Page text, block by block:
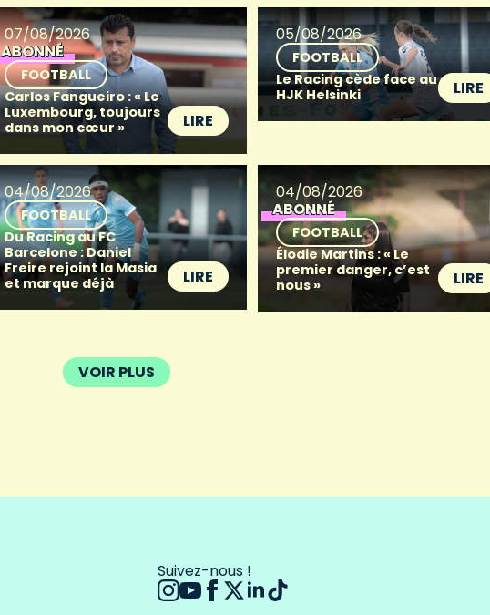
07/08/2026
ABONNÉ
FOOTBALL
Carlos Fangueiro : « Le
Luxembourg, toujours
dans mon cœur »
LIRE
05/08/2026
FOOTBALL
Le Racing cède face au
HJK Helsinki
LIRE
04/08/2026
FOOTBALL
Du Racing au FC
Barcelone : Daniel
Freire rejoint la Masia
et marque déjà
LIRE
04/08/2026
ABONNÉ
FOOTBALL
Élodie Martins : « Le
premier danger, c’est
nous »
LIRE
VOIR PLUS
Suivez-nous !